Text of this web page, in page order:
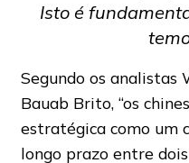
Isto é
Segundo os analistas
Bauab Brito, “os
estratégica como um
longo prazo entre